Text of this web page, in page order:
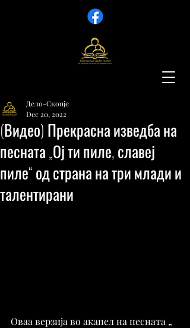
(Видео) Прекрасна изведба на
песната „Ој ти пиле, славеј
пиле“ од страна на три млади и
талентирани
Дело-Скопје
Dec 20, 2022
Оваа верзија во акапел на песната „